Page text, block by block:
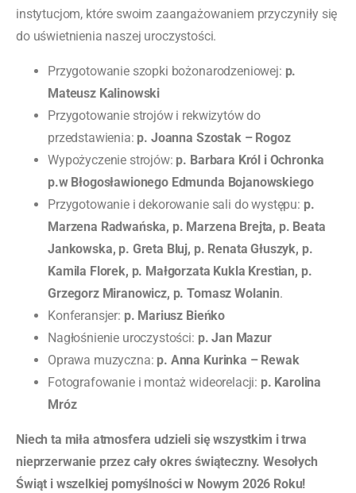
instytucjom, które swoim zaangażowaniem przyczyniły się
do uświetnienia naszej uroczystości.
Przygotowanie szopki bożonarodzeniowej: p.
Mateusz Kalinowski
Przygotowanie strojów i rekwizytów do
przedstawienia: p. Joanna Szostak – Rogoz
Wypożyczenie strojów: p. Barbara Król i Ochronka
p.w Błogosławionego Edmunda Bojanowskiego
Przygotowanie i dekorowanie sali do występu: p.
Marzena Radwańska, p. Marzena Brejta, p. Beata
Jankowska, p. Greta Bluj, p. Renata Głuszyk, p.
Kamila Florek, p. Małgorzata Kukla Krestian, p.
Grzegorz Miranowicz, p. Tomasz Wolanin.
Konferansjer: p. Mariusz Bieńko
Nagłośnienie uroczystości: p. Jan Mazur
Oprawa muzyczna: p. Anna Kurinka – Rewak
Fotografowanie i montaż wideorelacji: p. Karolina
Mróz
Niech ta miła atmosfera udzieli się wszystkim i trwa
nieprzerwanie przez cały okres świąteczny. Wesołych
Świąt i wszelkiej pomyślności w Nowym 2026 Roku!